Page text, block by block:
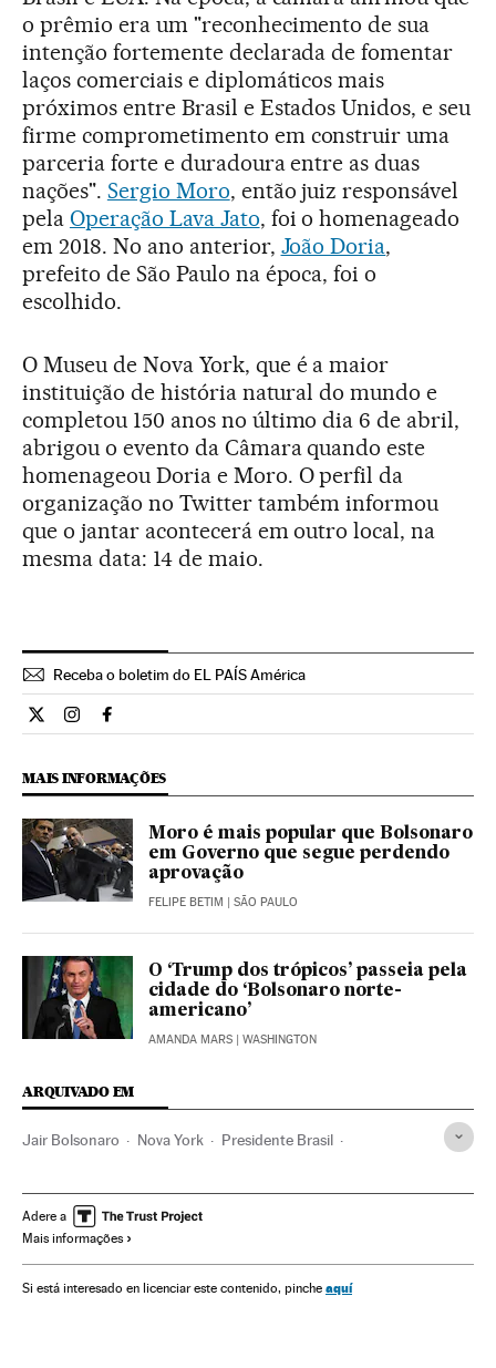
o prêmio era um "reconhecimento de sua
intenção fortemente declarada de fomentar
laços comerciais e diplomáticos mais
próximos entre Brasil e Estados Unidos, e seu
firme comprometimento em construir uma
parceria forte e duradoura entre as duas
nações". Sergio Moro, então juiz responsável
pela Operação Lava Jato, foi o homenageado
em 2018. No ano anterior, João Doria,
prefeito de São Paulo na época, foi o
escolhido.
O Museu de Nova York, que é a maior
instituição de história natural do mundo e
completou 150 anos no último dia 6 de abril,
abrigou o evento da Câmara quando este
homenageou Doria e Moro. O perfil da
organização no Twitter também informou
que o jantar acontecerá em outro local, na
mesma data: 14 de maio.
Receba o boletim do EL PAÍS América
Internacional El País Brasil en Twitter
Internacional El País Brasil en Instagram
Internacional El País Brasil en Facebook
MAIS INFORMAÇÕES
Moro é mais popular que Bolsonaro
em Governo que segue perdendo
aprovação
FELIPE BETIM | SÃO PAULO
O ‘Trump dos trópicos’ passeia pela
cidade do ‘Bolsonaro norte-
americano’
AMANDA MARS | WASHINGTON
ARQUIVADO EM
Jair Bolsonaro Nova York Presidente Brasil
Governo Brasil América do Norte
América Latina
Administração Estado Administração pública
Adere a
Mais informações
Si está interesado en licenciar este contenido, pinche aquí